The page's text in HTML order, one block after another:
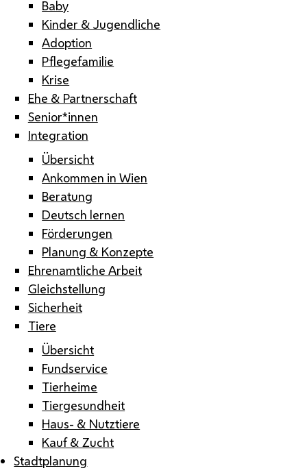
Baby
Kinder & Jugendliche
Adoption
Pflegefamilie
Krise
Ehe & Partnerschaft
Senior*innen
Integration
Übersicht
Ankommen in Wien
Beratung
Deutsch lernen
Förderungen
Planung & Konzepte
Ehrenamtliche Arbeit
Gleichstellung
Sicherheit
Tiere
Übersicht
Fundservice
Tierheime
Tiergesundheit
Haus- & Nutztiere
Kauf & Zucht
Stadtplanung